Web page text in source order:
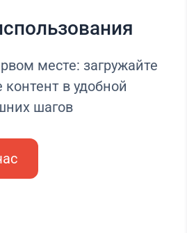
месте: загружайте
контент в удобной
шагов